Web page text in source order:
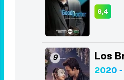
8,4
9 Los
2020